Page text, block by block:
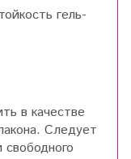
гель-
в качестве
Следует